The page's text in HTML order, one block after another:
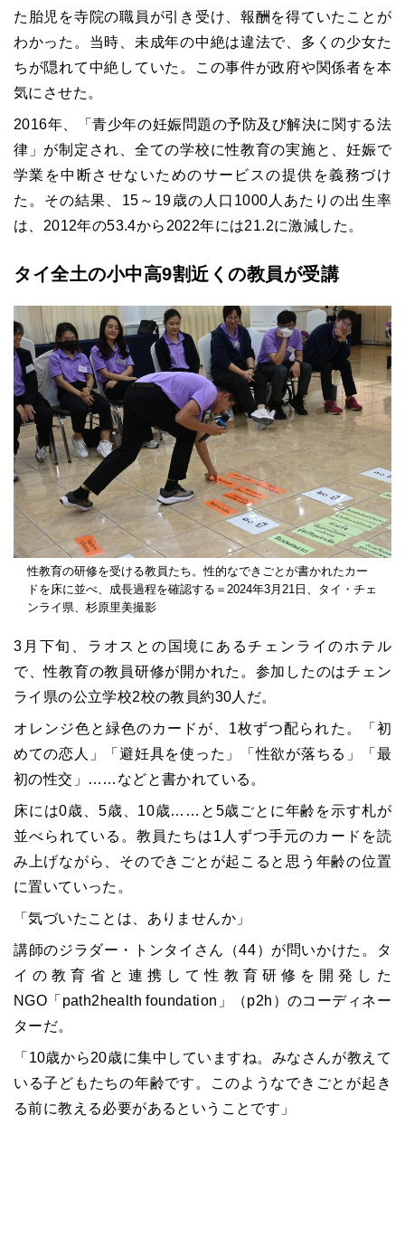
た胎児を寺院の職員が引き受け、報酬を得ていたことが
わかった。当時、未成年の中絶は違法で、多くの少女た
ちが隠れて中絶していた。この事件が政府や関係者を本
気にさせた。
2016年、「青少年の妊娠問題の予防及び解決に関する法
律」が制定され、全ての学校に性教育の実施と、妊娠で
学業を中断させないためのサービスの提供を義務づけ
た。その結果、15～19歳の人口1000人あたりの出生率
は、2012年の53.4から2022年には21.2に激減した。
タイ全土の小中高9割近くの教員が受講
性教育の研修を受ける教員たち。性的なできごとが書かれたカー
ドを床に並べ、成長過程を確認する＝2024年3月21日、タイ・チェ
ンライ県、杉原里美撮影
3月下旬、ラオスとの国境にあるチェンライのホテル
で、性教育の教員研修が開かれた。参加したのはチェン
ライ県の公立学校2校の教員約30人だ。
オレンジ色と緑色のカードが、1枚ずつ配られた。「初
めての恋人」「避妊具を使った」「性欲が落ちる」「最
初の性交」……などと書かれている。
床には0歳、5歳、10歳……と5歳ごとに年齢を示す札が
並べられている。教員たちは1人ずつ手元のカードを読
み上げながら、そのできごとが起こると思う年齢の位置
に置いていった。
「気づいたことは、ありませんか」
講師のジラダー・トンタイさん（44）が問いかけた。タ
イの教育省と連携して性教育研修を開発した
NGO「path2health foundation」（p2h）のコーディネー
ターだ。
「10歳から20歳に集中していますね。みなさんが教えて
いる子どもたちの年齢です。このようなできごとが起き
る前に教える必要があるということです」